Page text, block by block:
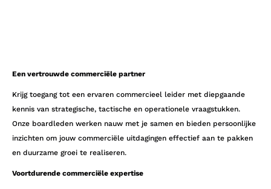
Een vertrouwde commerciële partner
Krijg toegang tot een ervaren commercieel leider met diepgaande
kennis van strategische, tactische en operationele vraagstukken.
Onze boardleden werken nauw met je samen en bieden persoonlijke
inzichten om jouw commerciële uitdagingen effectief aan te pakken
en duurzame groei te realiseren.
Voortdurende commerciële expertise